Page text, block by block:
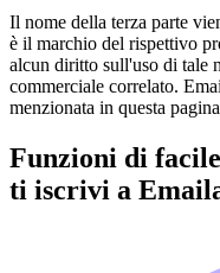
Il nome della terza parte
è il marchio del rispettivo
alcun diritto sull'uso di tale
commerciale correlato.
menzionata in questa
Funzioni di
ti iscrivi a